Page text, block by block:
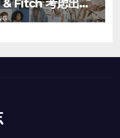
Fitch 考虑出售